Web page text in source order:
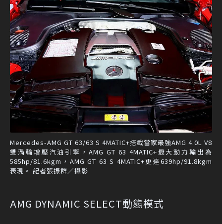
Mercedes-AMG GT 63/63 S 4MATIC+搭載當家最強AMG 4.0L V8
雙渦輪增壓汽油引擎，AMG GT 63 4MATIC+最大動力輸出為
585hp/81.6kgm，AMG GT 63 S 4MATIC+更達639hp/91.8kgm
表現。 記者張振群／攝影
AMG DYNAMIC SELECT動態模式